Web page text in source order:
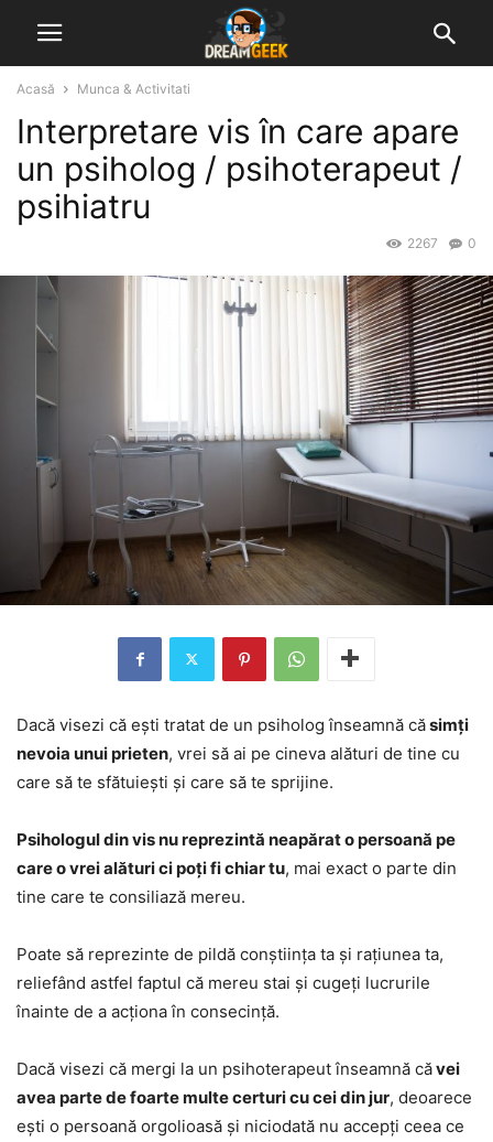
Acasă Munca & Activitati
Interpretare vis în care apare
un psiholog / psihoterapeut /
psihiatru
0
2267
Dacă visezi că ești tratat de un psiholog înseamnă căsimți
nevoia unui prieten, vrei să ai pe cineva alături de tine cu
care să te sfătuiești și care să te sprijine.
Psihologul din vis nu reprezintă neapărat o persoană pe
care o vrei alături ci poți fi chiar tu, mai exact o parte din
tine care te consiliază mereu.
Poate să reprezinte de pildă conștiința ta și rațiunea ta,
reliefând astfel faptul că mereu stai și cugeți lucrurile
înainte de a acționa în consecință.
Dacă visezi că mergi la un psihoterapeut înseamnă căvei
avea parte de foarte multe certuri cu cei din jur, deoarece
ești o persoană orgolioasă și niciodată nu accepți ceea ce